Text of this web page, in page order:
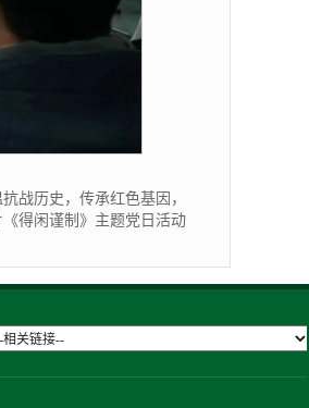
抗战历史，传承红色基因，
得闲谨制》主题党日活动